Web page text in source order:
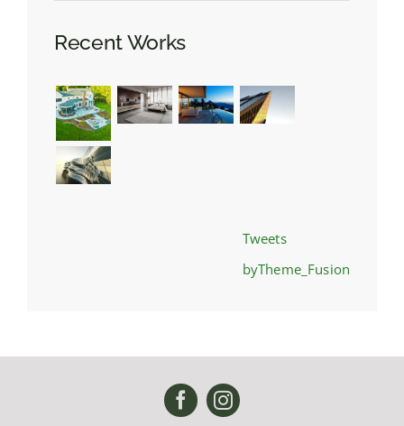
Recent Works
Tweets
byTheme_Fusion